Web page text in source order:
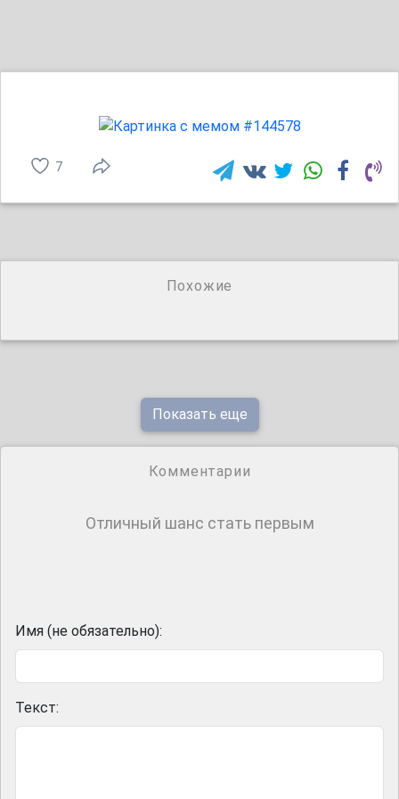
7
Похожие
Показать еще
Комментарии
Отличный шанс стать первым
Имя (не обязательно):
Текст: